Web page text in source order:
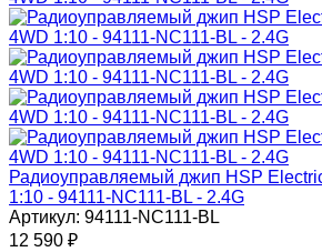
Радиоуправляемый джип HSP
1:10 - 94111-NC111-BL - 2.4G
Артикул: 94111-NC111-BL
12 590 ₽